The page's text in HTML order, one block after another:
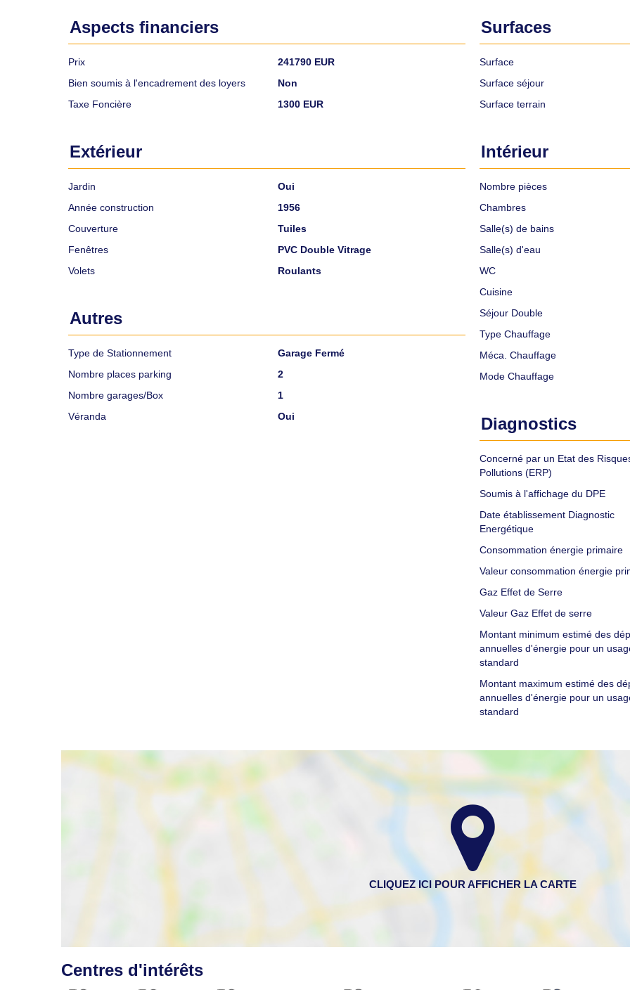
Aspects financiers
Prix
241790 EUR
Bien soumis à l'encadrement des loyers
Non
Taxe Foncière
1300 EUR
Surfaces
Surface
Surface séjour
Surface terrain
Extérieur
Jardin
Oui
Année construction
1956
Couverture
Tuiles
Fenêtres
PVC Double Vitrage
Volets
Roulants
Intérieur
Nombre pièces
Chambres
Salle(s) de bains
Salle(s) d'eau
WC
Cuisine
Séjour Double
Type Chauffage
Méca. Chauffage
Mode Chauffage
Autres
Type de Stationnement
Garage Fermé
Nombre places parking
2
Nombre garages/Box
1
Véranda
Oui Diagnostics
Concerné par un Etat des
Pollutions (ERP)
Soumis à l'affichage du DPE
Date établissement Diagnostic
Energétique
Consommation énergie primaire
Valeur consommation énergie
Gaz Effet de Serre
Valeur Gaz Effet de serre
Montant minimum estimé des
annuelles d'énergie pour un
standard
Montant maximum estimé des
annuelles d'énergie pour un
standard
Centres d'intérêts